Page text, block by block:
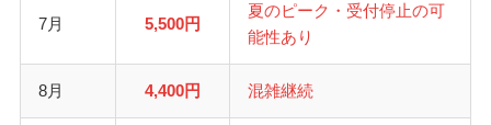
7月 5,500円
夏のピーク・受付停止の可
能性あり
8月 4,400円 混雑継続